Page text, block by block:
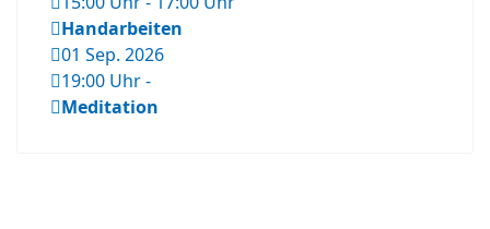
Handarbeiten
01 Sep. 2026
19:00 Uhr-
Meditation